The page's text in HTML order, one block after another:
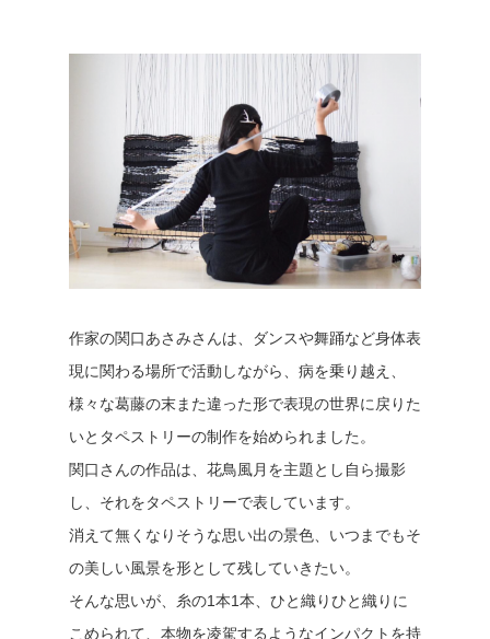
作家の関口あさみさんは、ダンスや舞踊など身体表
現に関わる場所で活動しながら、病を乗り越え、
様々な葛藤の末また違った形で表現の世界に戻りた
いとタペストリーの制作を始められました。
関口さんの作品は、花鳥風月を主題とし自ら撮影
し、それをタペストリーで表しています。
消えて無くなりそうな思い出の景色、いつまでもそ
の美しい風景を形として残していきたい。
そんな思いが、糸の1本1本、ひと織りひと織りに
こめられて、本物を凌駕するようなインパクトを持